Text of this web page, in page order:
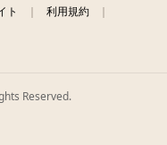
ト
利用規約
Reserved.